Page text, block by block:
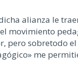
alianza le
movimiento
pero sobretodo
me